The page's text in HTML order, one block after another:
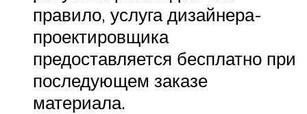
правило, услуга дизайнера-
проектировщика
предоставляется бесплатно при
последующем заказе
материала.